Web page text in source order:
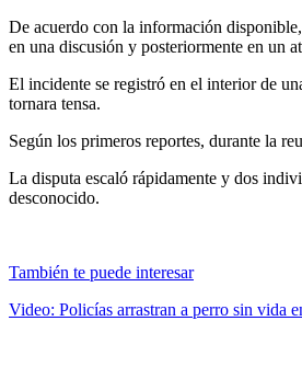
De acuerdo con la información
en una discusión y posteriormente en un
El incidente se registró en el interior de
tornara tensa.
Según los primeros reportes, durante la
La disputa escaló rápidamente y dos
desconocido.
También te puede interesar
Video: Policías arrastran a perro sin vida